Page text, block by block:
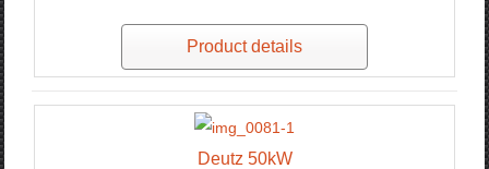
Product details
Deutz 50kW